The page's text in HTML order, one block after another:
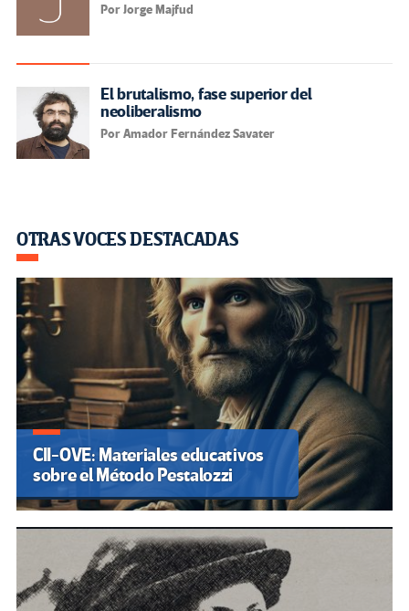
Por Jorge Majfud
El brutalismo, fase superior del
neoliberalismo
Por Amador Fernández Savater
OTRAS VOCES DESTACADAS
CII-OVE: Materiales educativos
sobre el Método Pestalozzi